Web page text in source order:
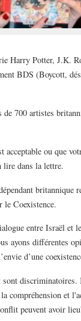
Harry Potter, J.K.
BDS (Boycott,
de 700 artistes
acceptable ou que
lire dans la lettre.
britannique
Coexistence.
entre Israël et
ayons différentes
d’une
compréhension et
peuvent avoir